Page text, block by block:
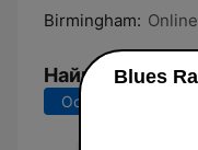
Birmingham: Online
Найкращі пісні
Останні 7 днів